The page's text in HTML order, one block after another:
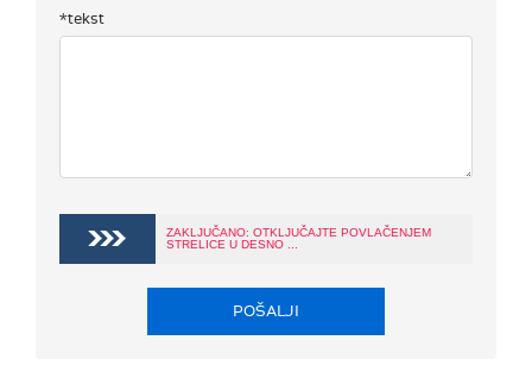
*tekst
ZAKLJUČANO: OTKLJUČAJTE POVLAČENJEM
STRELICE U DESNO ...
POŠALJI